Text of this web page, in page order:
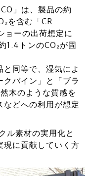
」は、製品の約
を含む「CR
ョーの出荷想定に
1.4トンのCO₂が固
同等で、湿気によ
クバイン」と「ブラ
木のような質感を
どへの利用が想定
ル素材の実用化と
現に貢献していく方